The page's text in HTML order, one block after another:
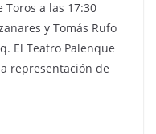
Toros a las 17:30
y Tomás Rufo
El Teatro Palenque
representación de